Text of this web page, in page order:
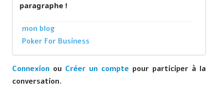
paragraphe !
mon blog
Poker For Business
Connexion ou Créer un compte pour participer à la
conversation.